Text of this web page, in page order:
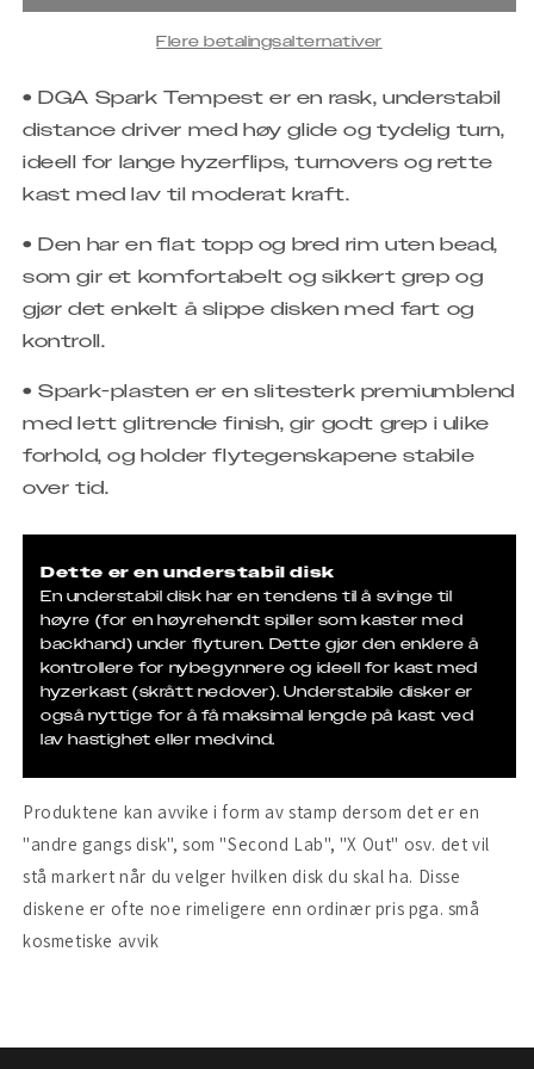
Flere betalingsalternativer
• DGA Spark Tempest er en rask, understabil
distance driver med høy glide og tydelig turn,
ideell for lange hyzerflips, turnovers og rette
kast med lav til moderat kraft.
• Den har en flat topp og bred rim uten bead,
som gir et komfortabelt og sikkert grep og
gjør det enkelt å slippe disken med fart og
kontroll.
• Spark-plasten er en slitesterk premiumblend
med lett glitrende finish, gir godt grep i ulike
forhold, og holder flytegenskapene stabile
over tid.
Dette er en understabil disk
En understabil disk har en tendens til å svinge til
høyre (for en høyrehendt spiller som kaster med
backhand) under flyturen. Dette gjør den enklere å
kontrollere for nybegynnere og ideell for kast med
hyzerkast (skrått nedover). Understabile disker er
også nyttige for å få maksimal lengde på kast ved
lav hastighet eller medvind.
Produktene kan avvike i form av stamp dersom det er en
"andre gangs disk", som "Second Lab", "X Out" osv. det vil
stå markert når du velger hvilken disk du skal ha. Disse
diskene er ofte noe rimeligere enn ordinær pris pga. små
kosmetiske avvik